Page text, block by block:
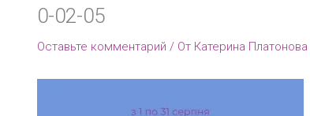
0-02-05
Оставьте комментарий / От Катерина Платонова